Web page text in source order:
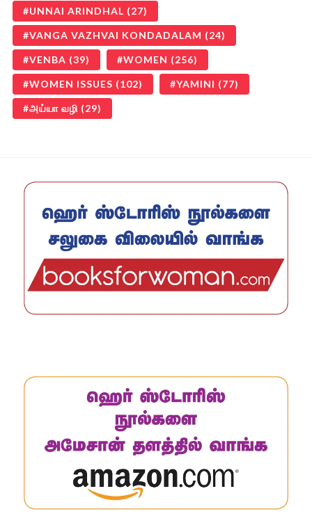
UNNAI ARINDHAL (27)
VANGA VAZHVAI KONDADALAM (24)
VENBA (39) WOMEN (256)
WOMEN ISSUES (102) YAMINI (77)
அய்யா வழி (29)